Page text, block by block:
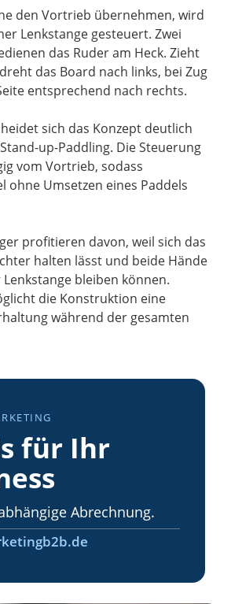
den Vortrieb übernehmen, wird
Lenkstange gesteuert. Zwei
das Ruder am Heck. Zieht
das Board nach links, bei Zug
entsprechend nach rechts.
sich das Konzept deutlich
up-Paddling. Die Steuerung
vom Vortrieb, sodass
ohne Umsetzen eines Paddels
profitieren davon, weil sich das
halten lässt und beide Hände
bleiben können.
die Konstruktion eine
während der gesamten
für Ihr
Abrechnung.